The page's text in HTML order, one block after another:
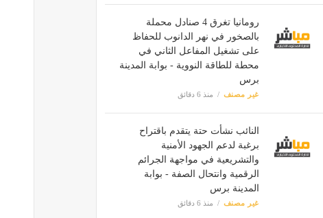
رومانيا تغرق 4 صنادل محملة
بالصخور في نهر الدانوب للحفاظ
على تشغيل المفاعل الثاني في
محطة للطاقة النووية - بوابة المدينة
برس
غير مصنف منذ 6 دقائق
النائب نشأت حتة يتقدم باقتراح
برغبة لدعم الجهود الأمنية
والتشريعية في مواجهة الجرائم
الرقمية وانتحال الصفة - بوابة
المدينة برس
غير مصنف منذ 6 دقائق